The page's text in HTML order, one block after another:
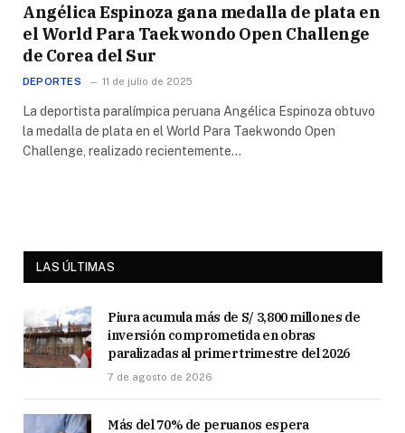
Angélica Espinoza gana medalla de plata en
el World Para Taekwondo Open Challenge
de Corea del Sur
DEPORTES 11 de julio de 2025
La deportista paralímpica peruana Angélica Espinoza obtuvo
la medalla de plata en el World Para Taekwondo Open
Challenge, realizado recientemente…
LAS ÚLTIMAS
Piura acumula más de S/ 3,800 millones de
inversión comprometida en obras
paralizadas al primer trimestre del 2026
7 de agosto de 2026
Más del 70% de peruanos espera